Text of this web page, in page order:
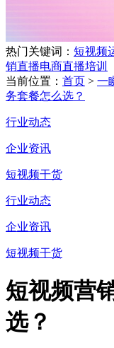
热门关键词： 短视频
销直播电商直播培训
当前位置： 首页 > 一
务套餐怎么选？
行业动态
企业资讯
短视频干货
行业动态
企业资讯
短视频干货
短视频营
选？